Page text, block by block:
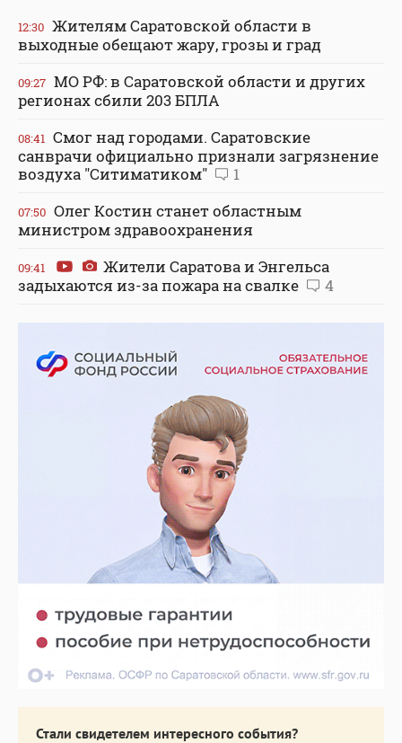
12:30 Жителям Саратовской области в
выходные обещают жару, грозы и град
09:27 МО РФ: в Саратовской области и других
регионах сбили 203 БПЛА
08:41 Смог над городами. Саратовские
санврачи официально признали загрязнение
воздуха "Ситиматиком"
1
07:50 Олег Костин станет областным
министром здравоохранения
09:41
Жители Саратова и Энгельса
задыхаются из-за пожара на свалке
4
Стали свидетелем интересного события?